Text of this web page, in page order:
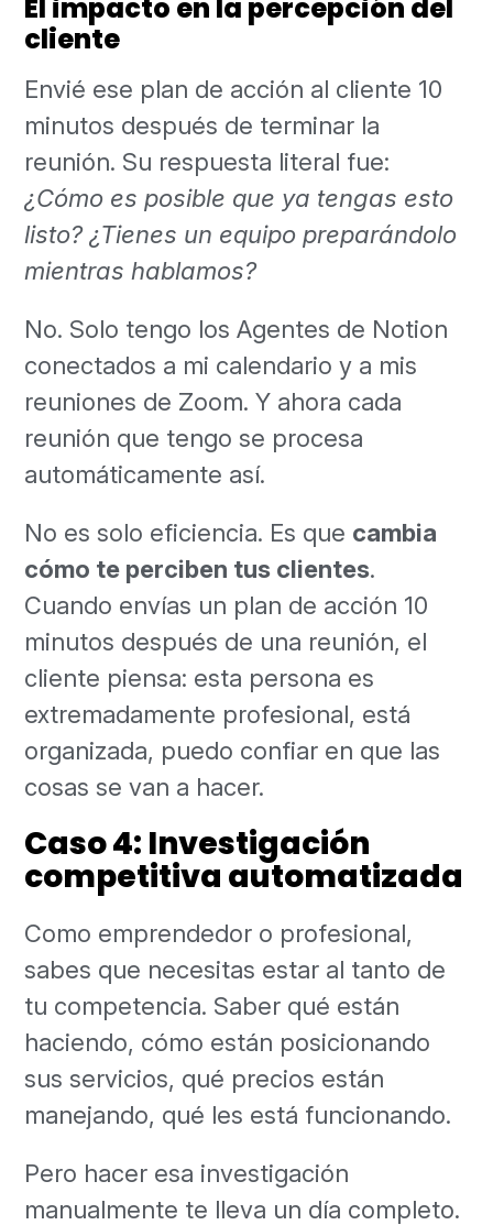
El impacto en la percepción del
cliente
Envié ese plan de acción al cliente 10
minutos después de terminar la
reunión. Su respuesta literal fue:
¿Cómo es posible que ya tengas esto
listo? ¿Tienes un equipo preparándolo
mientras hablamos?
No. Solo tengo los Agentes de Notion
conectados a mi calendario y a mis
reuniones de Zoom. Y ahora cada
reunión que tengo se procesa
automáticamente así.
No es solo eficiencia. Es que cambia
cómo te perciben tus clientes.
Cuando envías un plan de acción 10
minutos después de una reunión, el
cliente piensa: esta persona es
extremadamente profesional, está
organizada, puedo confiar en que las
cosas se van a hacer.
Caso 4: Investigación
competitiva automatizada
Como emprendedor o profesional,
sabes que necesitas estar al tanto de
tu competencia. Saber qué están
haciendo, cómo están posicionando
sus servicios, qué precios están
manejando, qué les está funcionando.
Pero hacer esa investigación
manualmente te lleva un día completo.